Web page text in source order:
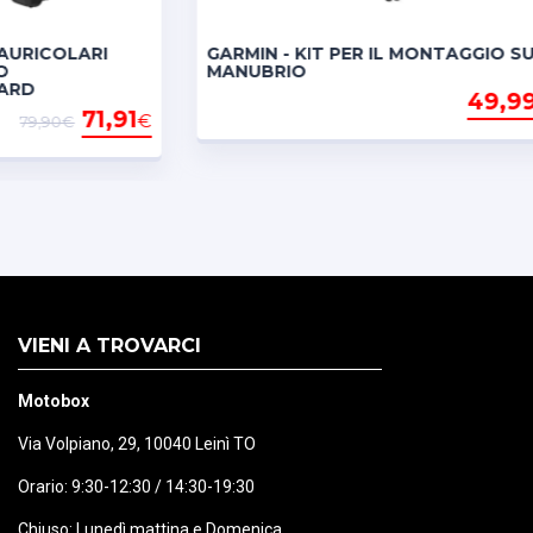
BMW Magic Wheel.
71,91€
GARMIN - KIT PER IL MONTAGGIO SUL
MANUBRIO
49,99€
VIENI A TROVARCI
Motobox
Via Volpiano, 29, 10040 Leinì TO
Orario: 9:30-12:30 / 14:30-19:30